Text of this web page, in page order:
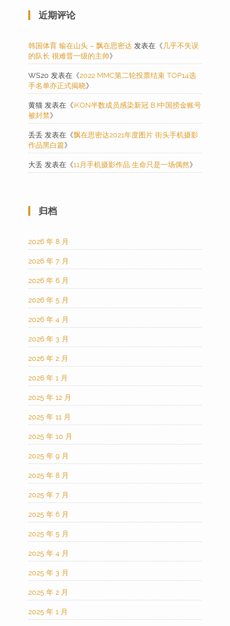
近期评论
韩国体育 输在山头 – 飘在思密达 发表在《 几乎不失误
的队长 很难晋一级的主帅》
WS20 发表在《2022 MMC第二轮投票结束 TOP14选
手名单亦正式揭晓》
黄猫 发表在《iKON半数成员感染新冠 B.I中国捞金账号
被封禁》
丢丢 发表在《飘在思密达2021年度图片 街头手机摄影
作品黑白篇》
大丢 发表在《11月手机摄影作品 生命只是一场偶然》
归档
2026 年 8 月
2026 年 7 月
2026 年 6 月
2026 年 5 月
2026 年 4 月
2026 年 3 月
2026 年 2 月
2026 年 1 月
2025 年 12 月
2025 年 11 月
2025 年 10 月
2025 年 9 月
2025 年 8 月
2025 年 7 月
2025 年 6 月
2025 年 5 月
2025 年 4 月
2025 年 3 月
2025 年 2 月
2025 年 1 月